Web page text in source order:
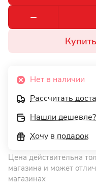
Нет в наличии
Рассчитать
Нашли дешевле?
Хочу в подарок
Цена действительна
магазина и может
магазинах